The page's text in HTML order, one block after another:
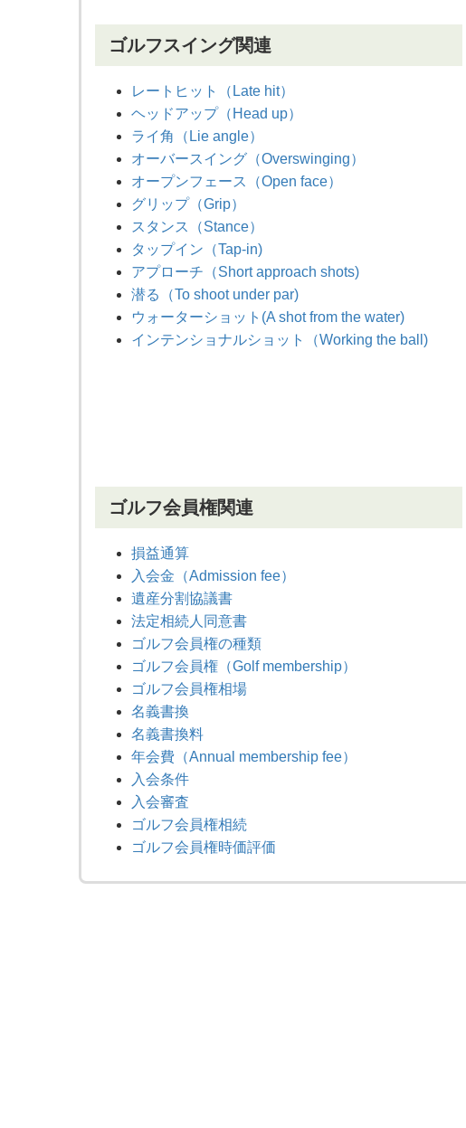
ゴルフスイング関連
レートヒット（Late hit）
ヘッドアップ（Head up）
ライ角（Lie angle）
オーバースイング（Overswinging）
オープンフェース（Open face）
グリップ（Grip）
スタンス（Stance）
タップイン（Tap-in)
アプローチ（Short approach shots)
潜る（To shoot under par)
ウォーターショット(A shot from the water)
インテンショナルショット（Working the ball)
ゴルフ会員権関連
損益通算
入会金（Admission fee）
遺産分割協議書
法定相続人同意書
ゴルフ会員権の種類
ゴルフ会員権（Golf membership）
ゴルフ会員権相場
名義書換
名義書換料
年会費（Annual membership fee）
入会条件
入会審査
ゴルフ会員権相続
ゴルフ会員権時価評価